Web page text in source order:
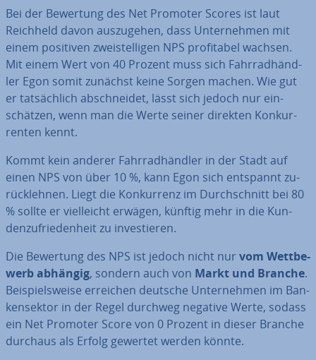
Bei der Bewertung des Net Promoter Scores ist laut
Reichheld davon aus­zu­ge­hen, dass Un­ter­neh­men mit
einem positiven zwei­stel­li­gen NPS pro­fi­ta­bel wachsen.
Mit einem Wert von 40 Prozent muss sich Fahr­rad­händ­
ler Egon somit zunächst keine Sorgen machen. Wie gut
er tat­säch­lich ab­schnei­det, lässt sich jedoch nur ein­
schät­zen, wenn man die Werte seiner direkten Kon­kur­
ren­ten kennt.
Kommt kein anderer Fahr­rad­händ­ler in der Stadt auf
einen NPS von über 10 %, kann Egon sich entspannt zu­
rück­leh­nen. Liegt die Kon­kur­renz im Durch­schnitt bei 80
% sollte er viel­leicht erwägen, künftig mehr in die Kun­
den­zu­frie­den­heit zu in­ves­tie­ren.
Die Bewertung des NPS ist jedoch nicht nur vom Wett­be­
werb abhängig, sondern auch von Markt und Branche.
Bei­spiels­wei­se erreichen deutsche Un­ter­neh­men im Ban­
ken­sek­tor in der Regel durchweg negative Werte, sodass
ein Net Promoter Score von 0 Prozent in dieser Branche
durchaus als Erfolg gewertet werden könnte.